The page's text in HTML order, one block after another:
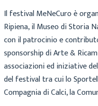
Il festival MeNeCuro è
Ripiena, il Museo di Storia
con il patrocinio e
sponsorship di Arte &
associazioni ed iniziative
del festival tra cui lo
Compagnia di Calci, la